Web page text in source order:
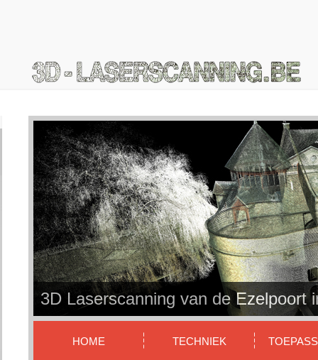
3D Laserscanning van de Ezelpoort
HOME TECHNIEK